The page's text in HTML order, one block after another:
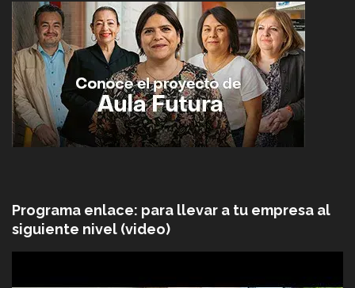
Programa enlace: para llevar a tu empresa al
siguiente nivel (video)